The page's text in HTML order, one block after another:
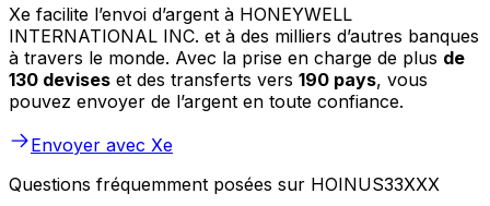
Xe facilite l’envoi d’argent à HONEYWELL
INTERNATIONAL INC. et à des milliers d’autres banques
à travers le monde. Avec la prise en charge de plus de
130 devises et des transferts vers 190 pays, vous
pouvez envoyer de l’argent en toute confiance.
Envoyer avec Xe
Questions fréquemment posées sur HOINUS33XXX